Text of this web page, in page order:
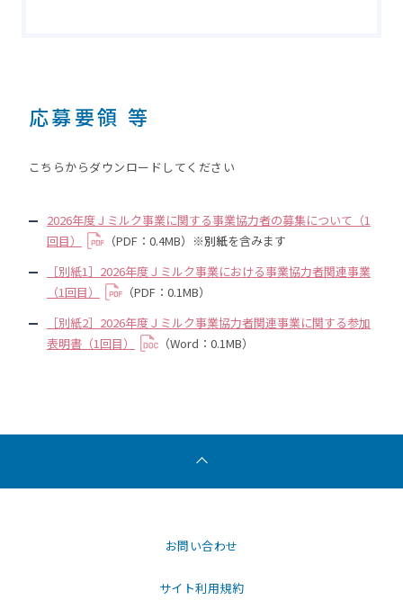
応募要領 等
こちらからダウンロードしてください
2026年度Ｊミルク事業に関する事業協力者の募集について（1
回目）
（PDF：0.4MB）※別紙を含みます
［別紙1］2026年度Ｊミルク事業における事業協力者関連事業
（1回目）
（PDF：0.1MB）
［別紙2］2026年度Ｊミルク事業協力者関連事業に関する参加
表明書（1回目）
（Word：0.1MB）
お問い合わせ
サイト利用規約